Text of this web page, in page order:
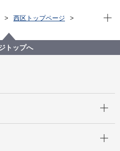
西区トップページ
現在
トップへ